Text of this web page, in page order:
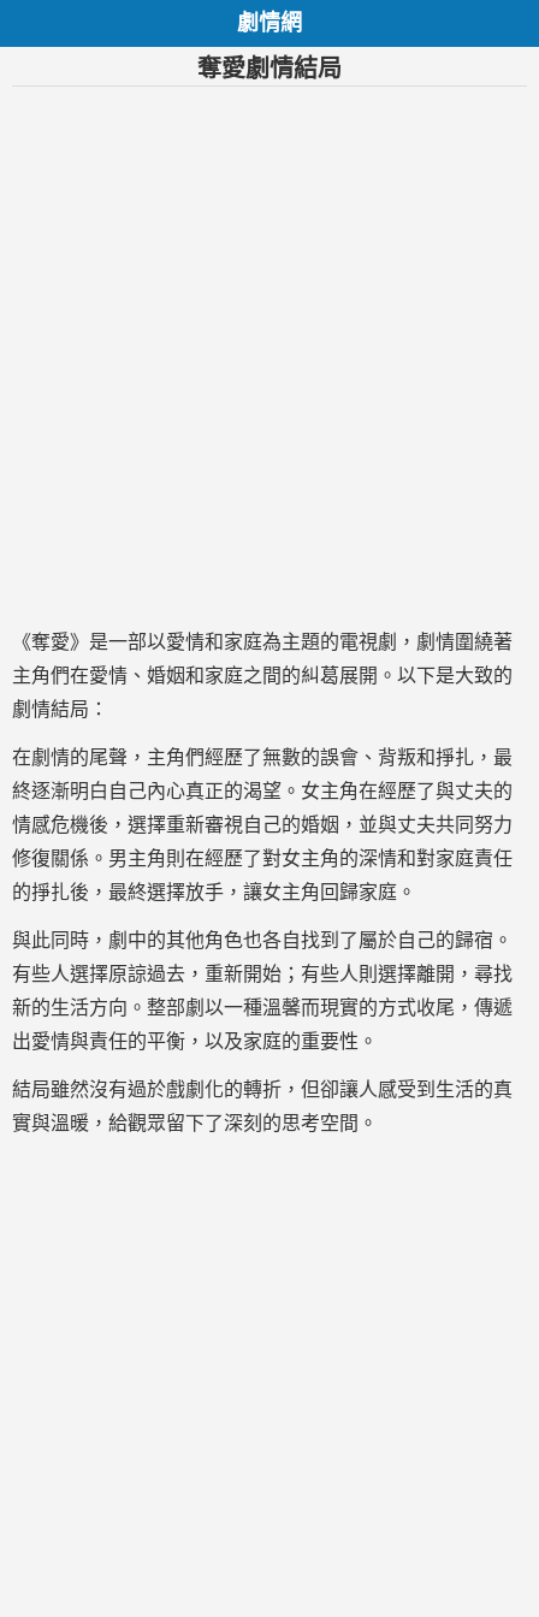
劇情網
奪愛劇情結局
《奪愛》是一部以愛情和家庭為主題的電視劇，劇情圍繞著
主角們在愛情、婚姻和家庭之間的糾葛展開。以下是大致的
劇情結局：
在劇情的尾聲，主角們經歷了無數的誤會、背叛和掙扎，最
終逐漸明白自己內心真正的渴望。女主角在經歷了與丈夫的
情感危機後，選擇重新審視自己的婚姻，並與丈夫共同努力
修復關係。男主角則在經歷了對女主角的深情和對家庭責任
的掙扎後，最終選擇放手，讓女主角回歸家庭。
與此同時，劇中的其他角色也各自找到了屬於自己的歸宿。
有些人選擇原諒過去，重新開始；有些人則選擇離開，尋找
新的生活方向。整部劇以一種溫馨而現實的方式收尾，傳遞
出愛情與責任的平衡，以及家庭的重要性。
結局雖然沒有過於戲劇化的轉折，但卻讓人感受到生活的真
實與溫暖，給觀眾留下了深刻的思考空間。